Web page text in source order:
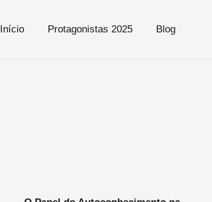
Início Protagonistas 2025 Blog